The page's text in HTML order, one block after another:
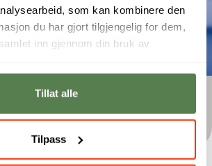
som kan kombinere den
du har gjort tilgjengelig for dem,
inn gjennom din bruk av
Tillat alle
Tilpass
Learning